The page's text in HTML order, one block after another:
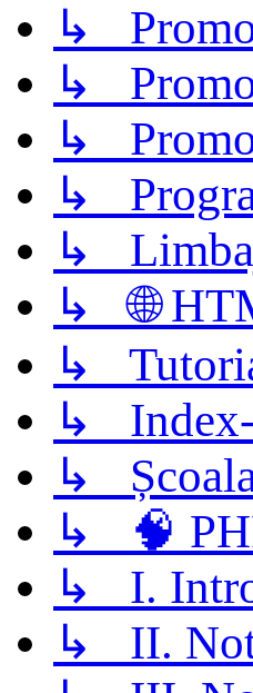
↳
↳
↳
↳
↳
↳ 🌐
↳
↳
↳
↳ 🧠
↳ I.
↳ II.